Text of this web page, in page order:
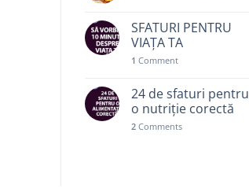
SFATURI PENTRU
VIAȚA TA
1 Comment
24 de sfaturi pentru
o nutriție corectă
2Comments